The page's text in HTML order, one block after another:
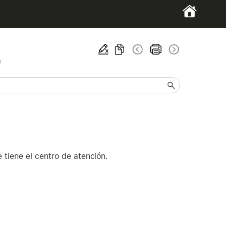
tiene el centro de atención.